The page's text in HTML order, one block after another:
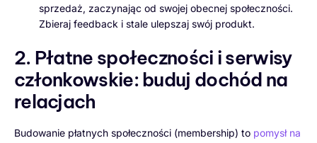
sprzedaż, zaczynając od swojej obecnej społeczności.
Zbieraj feedback i stale ulepszaj swój produkt.
2. Płatne społeczności i serwisy
członkowskie: buduj dochód na
relacjach
Budowanie płatnych społeczności (membership) to pomysł na